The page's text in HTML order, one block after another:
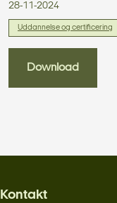
28-11-2024
Uddannelse og certificering
Download
Kontakt